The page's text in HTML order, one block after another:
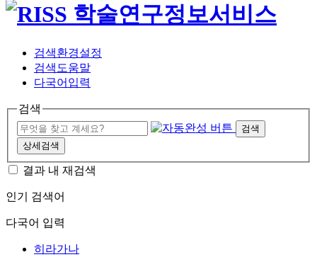
검색환경설정
검색도움말
다국어입력
검색
검색
상세검색
결과 내 재검색
인기 검색어
다국어 입력
히라가나